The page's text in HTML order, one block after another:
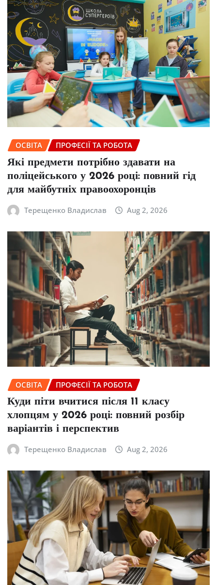
ОСВІТА ПРОФЕСІЇ ТА РОБОТА
Які предмети потрібно здавати на
поліцейського у 2026 році: повний гід
для майбутніх правоохоронців
Терещенко Владислав Aug 2, 2026
ОСВІТА ПРОФЕСІЇ ТА РОБОТА
Куди піти вчитися після 11 класу
хлопцям у 2026 році: повний розбір
варіантів і перспектив
Терещенко Владислав Aug 2, 2026